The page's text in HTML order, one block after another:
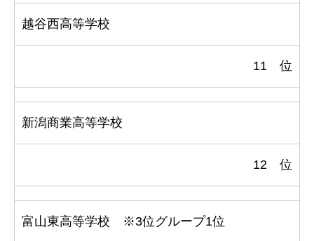
越谷西高等学校
11 位
新潟商業高等学校
12 位
富山東高等学校 ※3位グループ1位